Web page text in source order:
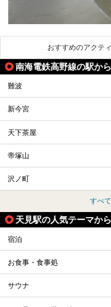
おすすめのアクテ
南海電鉄高野線の駅か
難波
新今宮
天下茶屋
帝塚山
沢ノ町
すべ
天見駅の人気テーマか
宿泊
お食事・食事処
サウナ